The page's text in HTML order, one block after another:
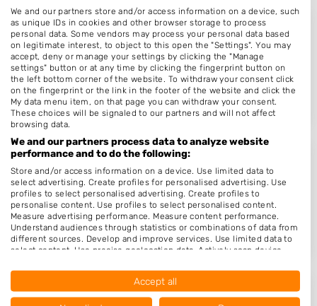
Knipsalon Bianca by Corinne
Smetsakker 7
5625SG Eindhoven
Op 17,09 km afstand
HairwizardofOss
Visstraat 58
5345DJ Oss
Op 17,61 km afstand
My Hairstyle - by Yvonne
We and our partners store and/or access information on a device, such
as unique IDs in cookies and other browser storage to process
personal data. Some vendors may process your personal data based
on legitimate interest, to object to this open the "Settings". You may
accept, deny or manage your settings by clicking the "Manage
settings" button or at any time by clicking the fingerprint button on
the left bottom corner of the website. To withdraw your consent click
on the fingerprint or the link in the footer of the website and click the
My data menu item, on that page you can withdraw your consent.
These choices will be signaled to our partners and will not affect
browsing data.
We and our partners process data to analyze website
performance and to do the following:
Store and/or access information on a device. Use limited data to
select advertising. Create profiles for personalised advertising. Use
profiles to select personalised advertising. Create profiles to
personalise content. Use profiles to select personalised content.
Measure advertising performance. Measure content performance.
Understand audiences through statistics or combinations of data from
different sources. Develop and improve services. Use limited data to
select content. Use precise geolocation data. Actively scan device
Data may be shared outside of the European Union and send to the
Your consent and the cookie policy applies solely to this website/app.
Accept all